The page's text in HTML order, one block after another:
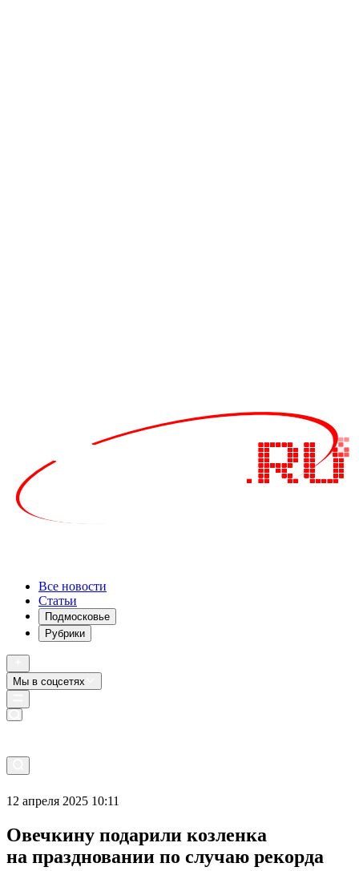
Все новости
Статьи
Подмосковье
Рубрики
Мы в соцсетях
12 апреля 2025 10:11
Овечкину подарили козленка
на праздновании по случаю рекорда